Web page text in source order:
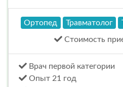
Ортопед Травматолог
Стоимость
Врач первой категории
Опыт 21 год